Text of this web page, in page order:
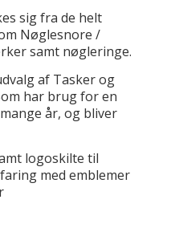
sig fra de helt
Nøglesnore /
samt nøgleringe.
af Tasker og
har brug for en
år, og bliver
logoskilte til
med emblemer